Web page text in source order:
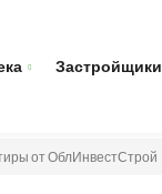
Застройщики
от ОблИнвестСтрой